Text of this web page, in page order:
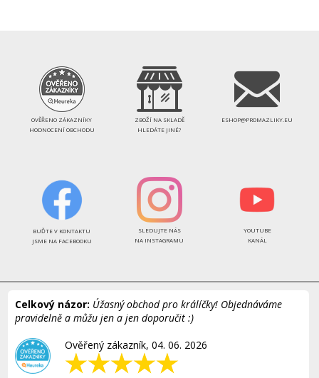
OVĚŘENO ZÁKAZNÍKY
HODNOCENÍ OBCHODU
ZBOŽÍ NA SKLADĚ
HLEDÁTE JINÉ?
ESHOP@PROMAZLIKY.EU
BUĎTE V KONTAKTU
JSME NA FACEBOOKU
SLEDUJTE NÁS
NA INSTAGRAMU
YOUTUBE
KANÁL
Celkový názor: Úžasný obchod pro králíčky! Objednáváme
pravidelně a můžu jen a jen doporučit :)
Ověřený zákazník, 04. 06. 2026